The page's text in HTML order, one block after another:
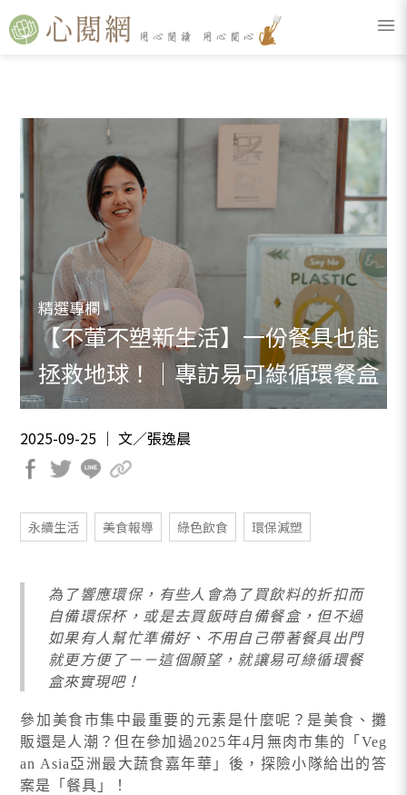
精選專欄
【不葷不塑新生活】一份餐具也能
拯救地球！｜專訪易可綠循環餐盒
2025-09-25 ｜ 文／張逸晨
永續生活 美食報導 綠色飲食 環保減塑
為了響應環保，有些人會為了買飲料的折扣而
自備環保杯，或是去買飯時自備餐盒，但不過
如果有人幫忙準備好、不用自己帶著餐具出門
就更方便了－－這個願望，就讓易可綠循環餐
盒來實現吧！
參加美食市集中最重要的元素是什麼呢？是美食、攤
販還是人潮？但在參加過2025年4月無肉市集的「Veg
an Asia亞洲最大蔬食嘉年華」後，探險小隊給出的答
案是「餐具」！